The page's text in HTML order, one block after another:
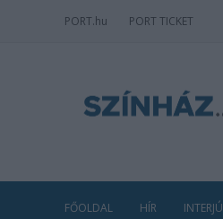
PORT.hu PORT TICKET
FŐOLDAL HÍR INTERJÚ